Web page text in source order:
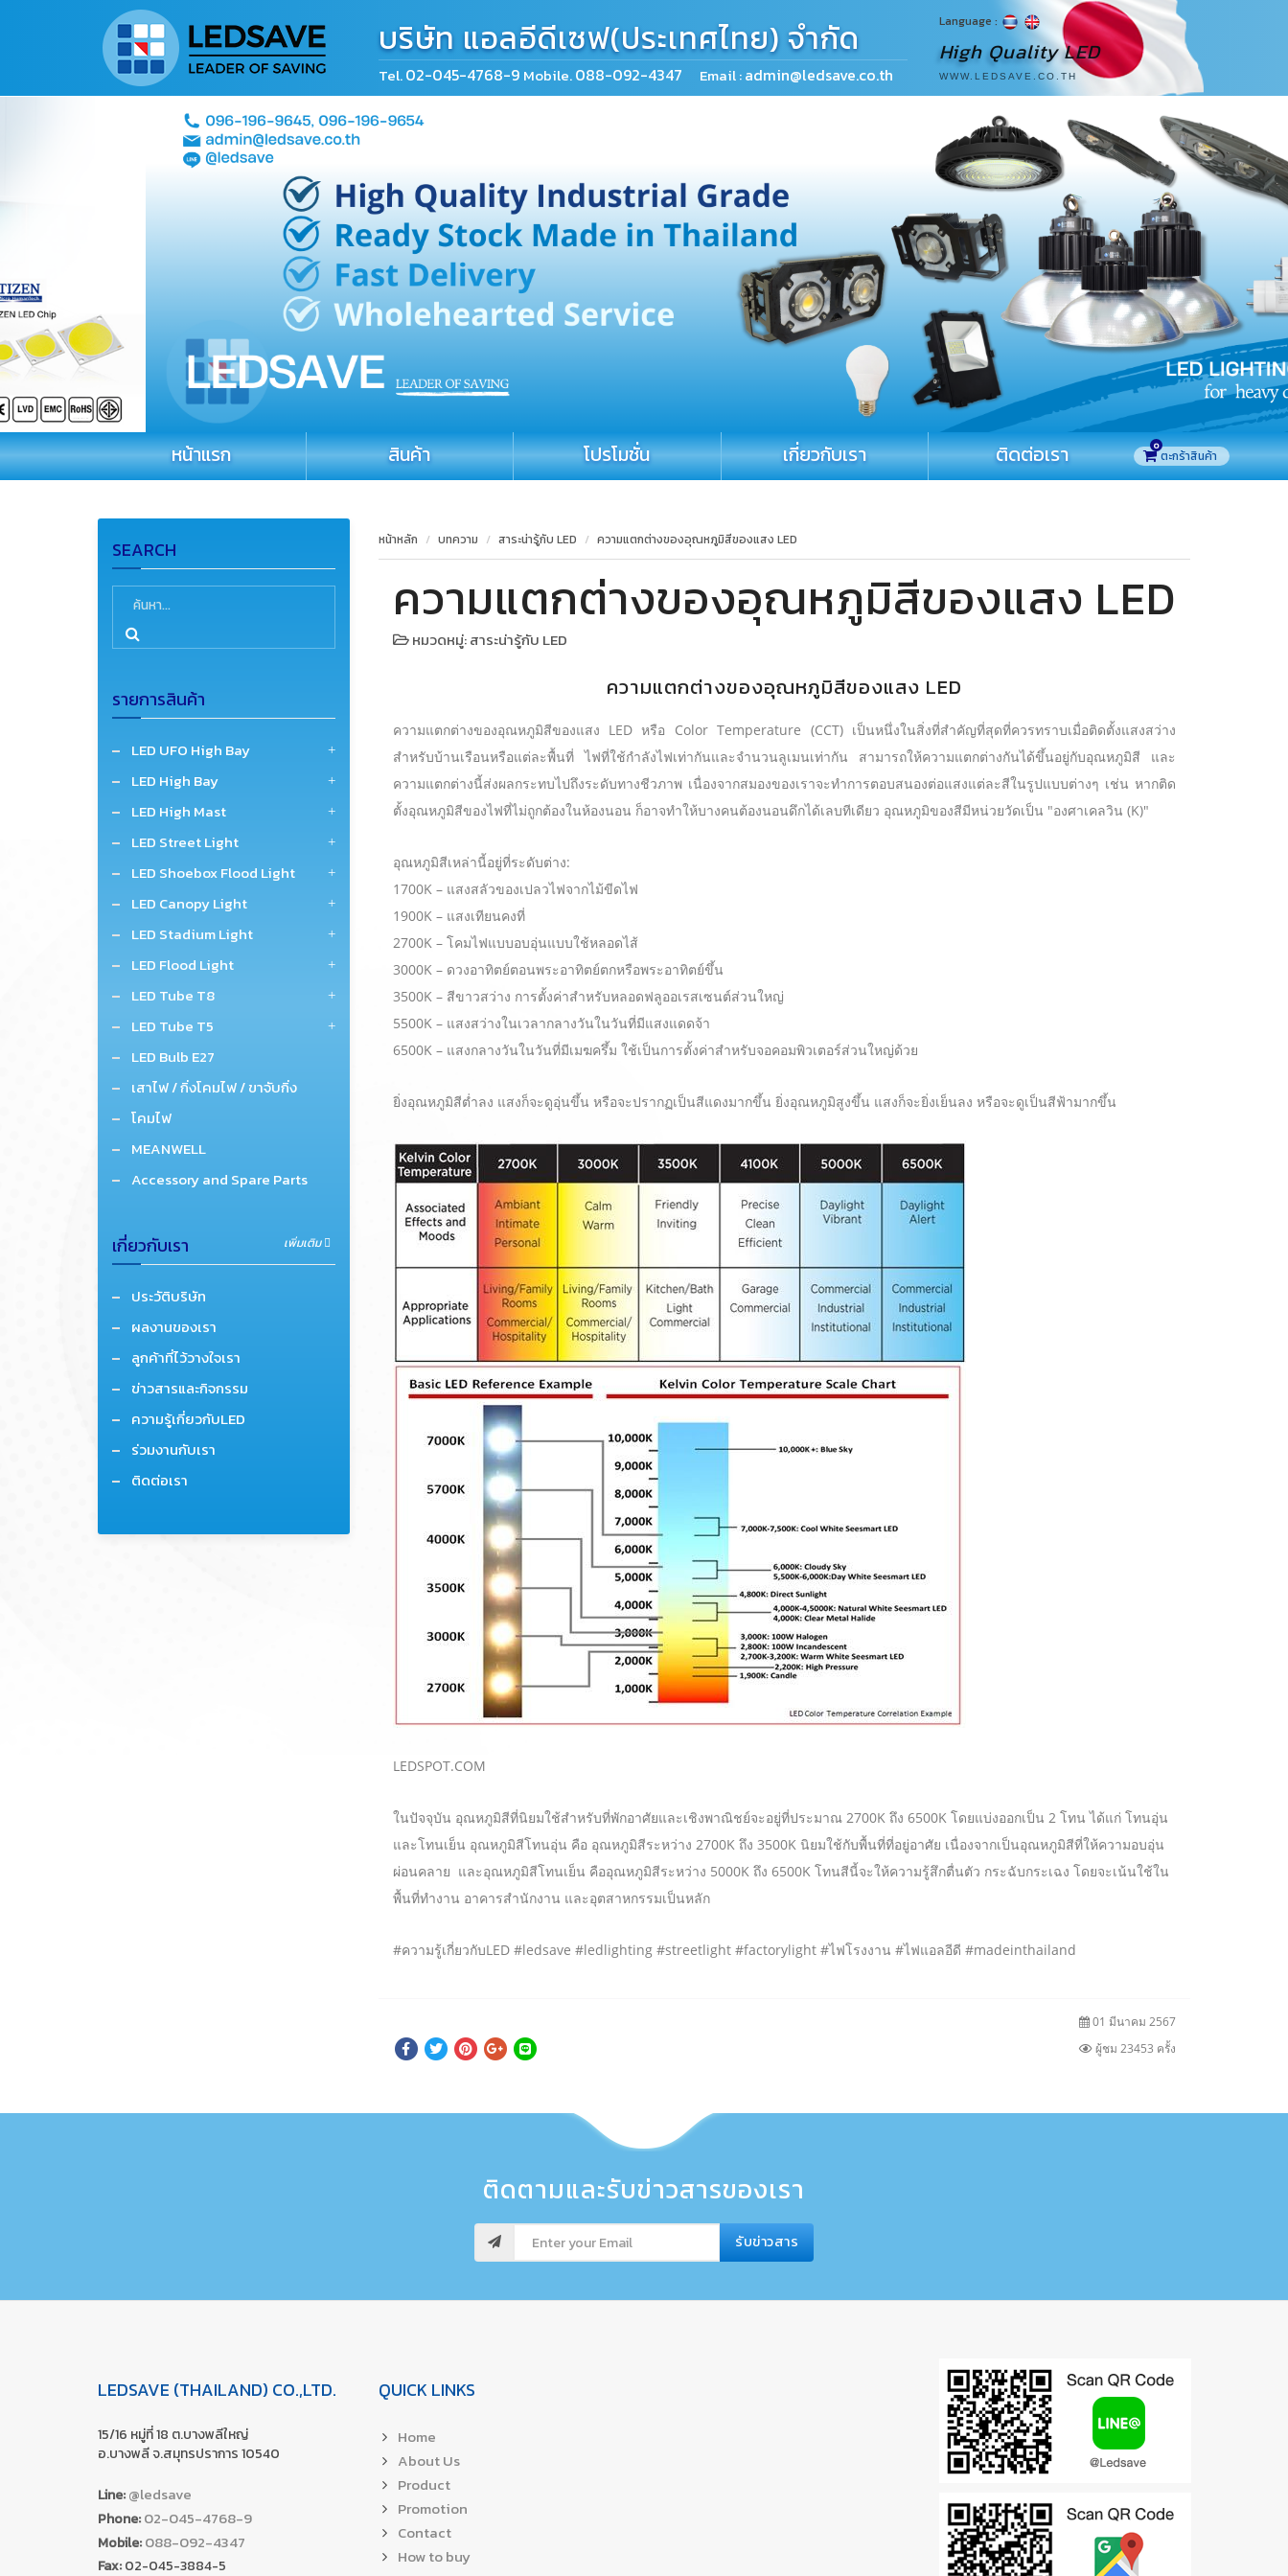
บริษัท แอลอีดีเซฟ(ประเทศไทย) จำกัด
Tel.02-045-4768-9 Mobile.088-092-4347 Email :admin@ledsave.co.th
Language :
High Quality LED
WWW.LEDSAVE.CO.TH
0
หน้าแรก สินค้า โปรโมชั่น เกี่ยวกับเรา ติดต่อเรา
SEARCH
รายการสินค้า
LED UFO High Bay
LED High Bay
LED High Mast
LED Street Light
LED Shoebox Flood Light
LED Canopy Light
LED Stadium Light
LED Flood Light
LED Tube T8
LED Tube T5
LED Bulb E27
เสาไฟ / กิ่งโคมไฟ / ขาจับกิ่ง
โคมไฟ
MEANWELL
Accessory and Spare Parts
เกี่ยวกับเรา เพิ่มเติม
ประวัติบริษัท
ผลงานของเรา
ลูกค้าที่ไว้วางใจเรา
ข่าวสารและกิจกรรม
ความรู้เกี่ยวกับLED
ร่วมงานกับเรา
ติดต่อเรา
หน้าหลัก บทความ สาระน่ารู้กับ LED ความแตกต่างของอุณหภูมิสีของแสง LED
ความแตกต่างของอุณหภูมิสีของแสง LED
หมวดหมู่:สาระน่ารู้กับ LED
ความแตกต่างของอุณหภูมิสีของแสง LED
ความแตกต่างของอุณหภูมิสีของแสง LED หรือ Color Temperature (CCT) เป็นหนึ่งในสิ่งที่สำคัญที่สุดที่ควรทราบเมื่อติดตั้งแสงสว่าง
สำหรับบ้านเรือนหรือแต่ละพื้นที่ ไฟที่ใช้กำลังไฟเท่ากันและจำนวนลูเมนเท่ากัน สามารถให้ความแตกต่างกันได้ขึ้นอยู่กับอุณหภูมิสี และ
ความแตกต่างนี้ส่งผลกระทบไปถึงระดับทางชีวภาพ เนื่องจากสมองของเราจะทำการตอบสนองต่อแสงแต่ละสีในรูปแบบต่างๆ เช่น หากติด
ตั้งอุณหภูมิสีของไฟที่ไม่ถูกต้องในห้องนอน ก็อาจทำให้บางคนต้องนอนดึกได้เลบทีเดียว อุณหภูมิของสีมีหน่วยวัดเป็น "องศาเคลวิน (K)"
อุณหภูมิสีเหล่านี้อยู่ที่ระดับต่าง:
1700K – แสงสลัวของเปลวไฟจากไม้ขีดไฟ
1900K – แสงเทียนคงที่
2700K – โคมไฟแบบอบอุ่นแบบใช้หลอดไส้
3000K – ดวงอาทิตย์ตอนพระอาทิตย์ตกหรือพระอาทิตย์ขึ้น
3500K – สีขาวสว่าง การตั้งค่าสำหรับหลอดฟลูออเรสเซนต์ส่วนใหญ่
5500K – แสงสว่างในเวลากลางวันในวันที่มีแสงแดดจ้า
6500K – แสงกลางวันในวันที่มีเมฆครึ้ม ใช้เป็นการตั้งค่าสำหรับจอคอมพิวเตอร์ส่วนใหญ่ด้วย
ยิ่งอุณหภูมิสีต่ำลง แสงก็จะดูอุ่นขึ้น หรือจะปรากฏเป็นสีแดงมากขึ้น ยิ่งอุณหภูมิสูงขึ้น แสงก็จะยิ่งเย็นลง หรือจะดูเป็นสีฟ้ามากขึ้น
LEDSPOT.COM
ในปัจจุบัน อุณหภูมิสีที่นิยมใช้สำหรับที่พักอาศัยและเชิงพาณิชย์จะอยู่ที่ประมาณ 2700K ถึง 6500K โดยแบ่งออกเป็น 2 โทน ได้แก่ โทนอุ่น
และโทนเย็น อุณหภูมิสีโทนอุ่น คือ อุณหภูมิสีระหว่าง 2700K ถึง 3500K นิยมใช้กับพื้นที่ที่อยู่อาศัย เนื่องจากเป็นอุณหภูมิสีที่ให้ความอบอุ่น
ผ่อนคลาย และอุณหภูมิสีโทนเย็น คืออุณหภูมิสีระหว่าง 5000K ถึง 6500K โทนสีนี้จะให้ความรู้สึกตื่นตัว กระฉับกระเฉง โดยจะเน้นใช้ใน
พื้นที่ทำงาน อาคารสำนักงาน และอุตสาหกรรมเป็นหลัก
#ความรู้เกี่ยวกับLED #ledsave #ledlighting #streetlight #factorylight #ไฟโรงงาน #ไฟแอลอีดี #madeinthailand
01 มีนาคม 2567
ผู้ชม 23453 ครั้ง
ติดตามและรับข่าวสารของเรา
รับข่าวสาร
LEDSAVE (THAILAND) CO.,LTD.
15/16 หมู่ที่ 18 ต.บางพลีใหญ่
อ.บางพลี จ.สมุทรปราการ 10540
Line:@ledsave
Phone:02-045-4768-9
Mobile:088-092-4347
Fax:02-045-3884-5
QUICK LINKS
Home
About Us
Product
Promotion
Contact
How to buy